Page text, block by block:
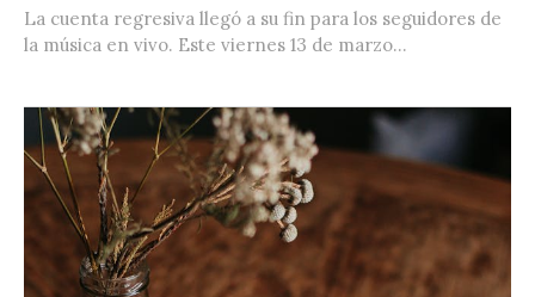
La cuenta regresiva llegó a su fin para los seguidores de
la música en vivo. Este viernes 13 de marzo...